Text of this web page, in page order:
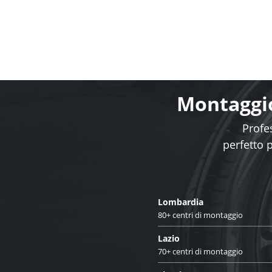
perfetto
Lombardia
80+ centri di montaggio
Lazio
70+ centri di montaggio